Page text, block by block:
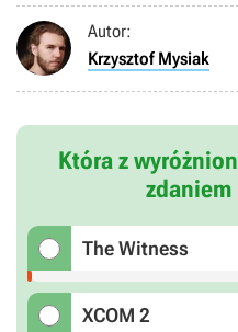
Autor:
Krzysztof Mysiak
Która z
zdaniem
The Witness
XCOM 2